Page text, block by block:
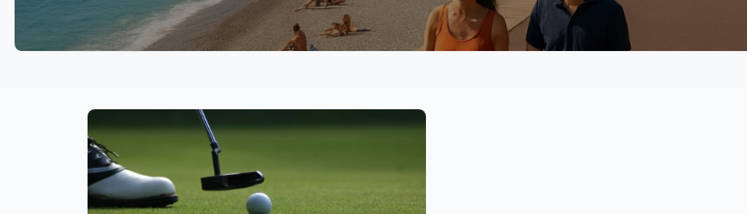
Liste des clubs et structures à Nice